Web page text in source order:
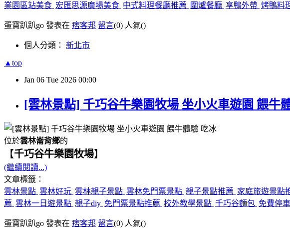
業園區站美食 宏匯思源廣場美食 中式料理餐廳推薦 圍爐餐廳 享鴨外帶 烤鴨料
蛋寶趴趴go 發表在 痞客邦 留言(0) 人氣()
個人分類： 新北市
▲top
Jan 06 Tue 2026 00:00
[雲林景點] 千巧谷牛樂園牧場 坐小火車遊園 餵牛
位於雲林崙背鄉的
【千巧谷牛樂園牧場】
(繼續閱讀...)
文章標籤：
雲林景點 雲林好玩 雲林親子景點 雲林免門票景點 親子景點推薦 家庭旅遊景點
薦 雲林一日遊景點 親子diy 免門票景點推薦 校外教學景點 千巧谷麵包 免費停車
蛋寶趴趴go 發表在 痞客邦 留言(0) 人氣()